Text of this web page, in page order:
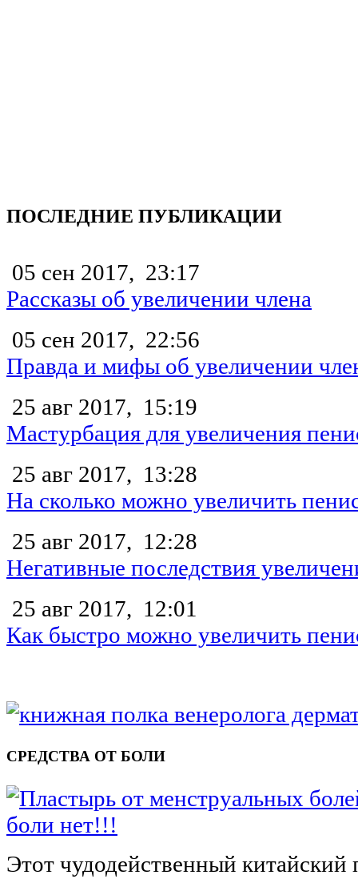
ПОСЛЕДНИЕ ПУБЛИКАЦИИ
05 сен 2017, 23:17
Рассказы об увеличении члена
05 сен 2017, 22:56
Правда и мифы об увеличении
25 авг 2017, 15:19
Мастурбация для увеличения
25 авг 2017, 13:28
На сколько можно увеличить
25 авг 2017, 12:28
Негативные последствия
25 авг 2017, 12:01
Как быстро можно увеличить
СРЕДСТВА ОТ БОЛИ
боли нет!!!
Этот чудодейственный